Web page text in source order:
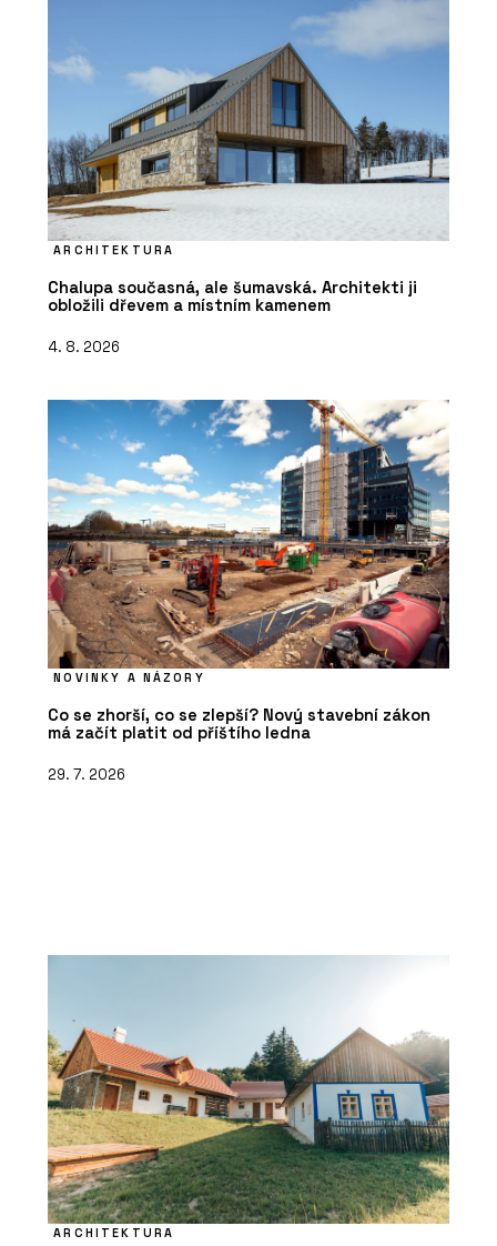
ARCHITEKTURA
Chalupa současná, ale šumavská. Architekti ji
obložili dřevem a místním kamenem
4. 8. 2026
NOVINKY A NÁZORY
Co se zhorší, co se zlepší? Nový stavební zákon
má začít platit od příštího ledna
29. 7. 2026
ARCHITEKTURA